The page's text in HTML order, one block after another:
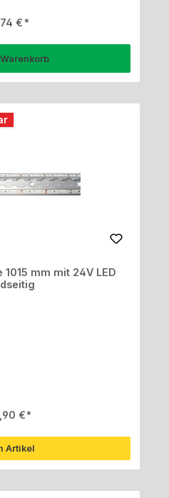
Preis:
€
mm mit 24V LED
Preis:
€
Artikel